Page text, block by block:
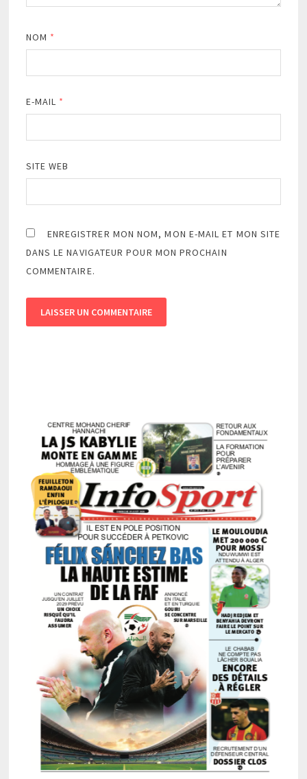
NOM *
E-MAIL *
SITE WEB
ENREGISTRER MON NOM, MON E-MAIL ET MON SITE
DANS LE NAVIGATEUR POUR MON PROCHAIN
COMMENTAIRE.